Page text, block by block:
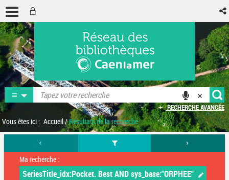
RECHERCHE AVANCÉE
Vous êtes ici : Accueil/Résultats de la recherche
Ma recherche :
SeriesTitle_idx:Pocket. Best AND sys_base:"ORPHEE"